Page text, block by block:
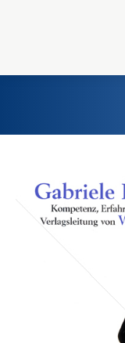
Einst und Heute
Marken